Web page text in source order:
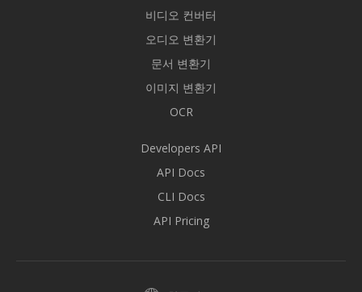
비디오 컨버터
오디오 변환기
문서 변환기
이미지 변환기
OCR
Developers API
API Docs
CLI Docs
API Pricing